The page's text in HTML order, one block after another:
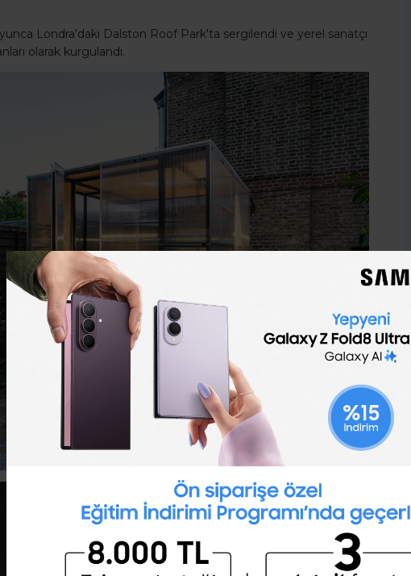
Kişilik testini çözerek gelecekteki
mesleğini öğrenmek ister misin ?
Londra'daki Dalston Roof Park'ta sergilendi ve yerel sanatçı
olarak kurgulandı.